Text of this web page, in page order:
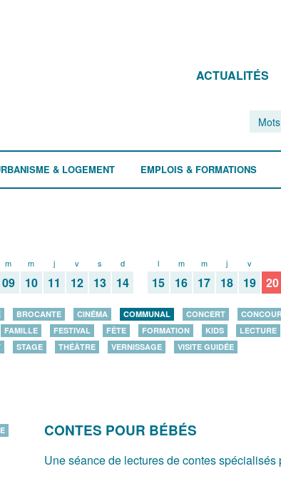
ACTUALITÉS
& LOGEMENT EMPLOIS & FORMATIONS
m
09
m
10
j
11
v
12
s
13
d
14
l
15
m
16
m
17
j
18
v
19 20
BROCANTE CINÉMA COMMUNAL CONCERT
FAMILLE FESTIVAL FÊTE FORMATION KIDS LECTURE
STAGE THÉÂTRE VERNISSAGE VISITE GUIDÉE
CONTES POUR BÉBÉS
Une séance de lectures de contes spécialisés